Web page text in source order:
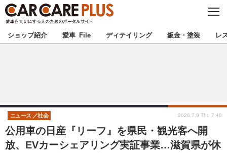
C
S
E
★カーケアプラス認定★ 厳選プロショップを地域から探す
甲信越 北陸
東海 関西
ショップ紹介 愛車 File ディテイリング 鈑金・塗装 レ
公用車の日産『リーフ』を県民・観光客へ開
放、EVカーシェアリング実証事業…滋賀県が休
ニュース 社会 2026.7.9 Thu 7:40